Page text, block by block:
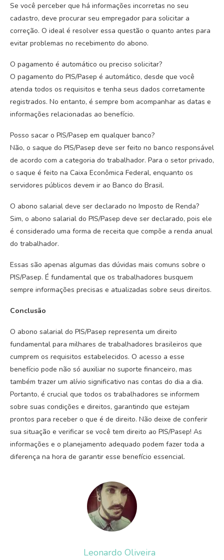
Se você perceber que há informações incorretas no seu
cadastro, deve procurar seu empregador para solicitar a
correção. O ideal é resolver essa questão o quanto antes para
evitar problemas no recebimento do abono.
O pagamento é automático ou preciso solicitar?
O pagamento do PIS/Pasep é automático, desde que você
atenda todos os requisitos e tenha seus dados corretamente
registrados. No entanto, é sempre bom acompanhar as datas e
informações relacionadas ao benefício.
Posso sacar o PIS/Pasep em qualquer banco?
Não, o saque do PIS/Pasep deve ser feito no banco responsável
de acordo com a categoria do trabalhador. Para o setor privado,
o saque é feito na Caixa Econômica Federal, enquanto os
servidores públicos devem ir ao Banco do Brasil.
O abono salarial deve ser declarado no Imposto de Renda?
Sim, o abono salarial do PIS/Pasep deve ser declarado, pois ele
é considerado uma forma de receita que compõe a renda anual
do trabalhador.
Essas são apenas algumas das dúvidas mais comuns sobre o
PIS/Pasep. É fundamental que os trabalhadores busquem
sempre informações precisas e atualizadas sobre seus direitos.
Conclusão
O abono salarial do PIS/Pasep representa um direito
fundamental para milhares de trabalhadores brasileiros que
cumprem os requisitos estabelecidos. O acesso a esse
benefício pode não só auxiliar no suporte financeiro, mas
também trazer um alívio significativo nas contas do dia a dia.
Portanto, é crucial que todos os trabalhadores se informem
sobre suas condições e direitos, garantindo que estejam
prontos para receber o que é de direito. Não deixe de conferir
sua situação e verificar se você tem direito ao PIS/Pasep! As
informações e o planejamento adequado podem fazer toda a
diferença na hora de garantir esse benefício essencial.
Leonardo Oliveira